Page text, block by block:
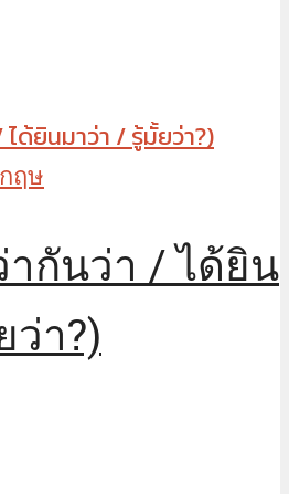
ฤษ
ากันว่า / ได้ยิน
า?)